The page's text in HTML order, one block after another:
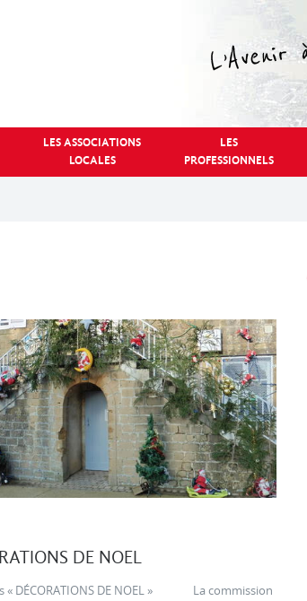
LES ASSOCIATIONS
LOCALES
LES
PROFESSIONNELS
DE NOEL
« DÉCORATIONS DE NOEL » La commission